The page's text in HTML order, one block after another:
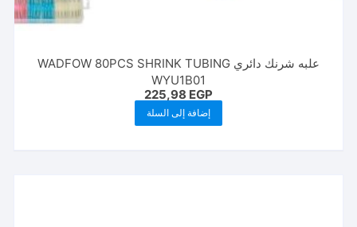
علبه شرنك دائري WADFOW 80PCS SHRINK TUBING
WYU1B01
225,98 EGP
إضافة إلى السلة